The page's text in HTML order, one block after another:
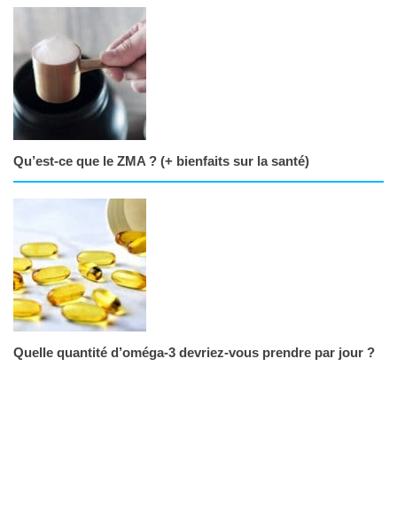
Qu’est-ce que le ZMA ? (+ bienfaits sur la santé)
Quelle quantité d’oméga-3 devriez-vous prendre par jour ?